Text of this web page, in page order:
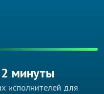
минуты
исполнителей для